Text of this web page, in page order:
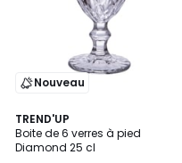
Nouveau
TREND'UP
Boite de 6 verres à pied
Diamond 25 cl
2
Couleurs